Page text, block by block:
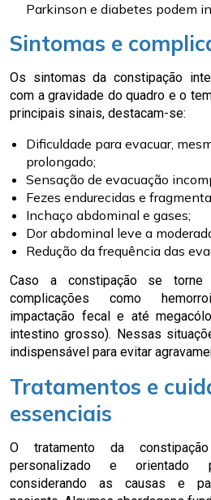
Parkinson e diabetes podem
Sintomas e
Os sintomas da constipação
com a gravidade do quadro e o
principais sinais, destacam-se:
Dificuldade para evacuar,
prolongado;
Sensação de evacuação
Fezes endurecidas e
Inchaço abdominal e gases;
Dor abdominal leve a
Redução da frequência das
Caso a constipação se
complicações como
impactação fecal e até
intestino grosso). Nessas
indispensável para evitar
Tratamentos e
essenciais
O tratamento da
personalizado e orientado
considerando as causas e